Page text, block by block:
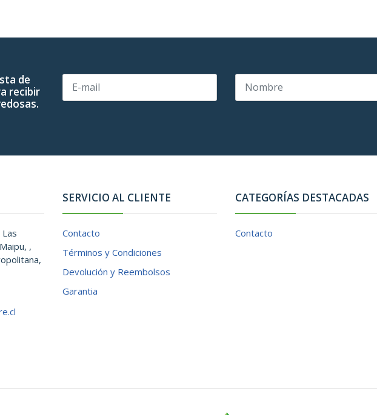
de
recibir
,
SERVICIO AL CLIENTE
Contacto
Términos y Condiciones
Devolución y Reembolsos
Garantia
CATEGORÍAS DESTACADAS
Contacto